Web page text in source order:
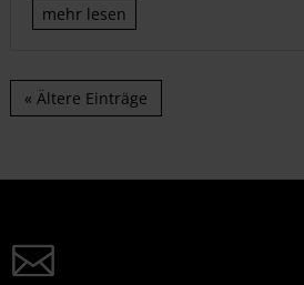
mehr lesen
« Ältere Einträge